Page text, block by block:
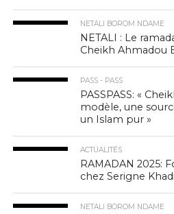
NETALI BOROM NDAME
NETALI : Le
Cheikh Ahmadou
PASS - PASS
PASSPASS: «
modèle, une
un Islam pur »
ACTUALITÉS
RAMADAN 2025:
chez Serigne
NETALI BOROM NDAME